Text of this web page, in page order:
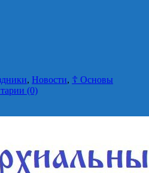
, Новости, ☦ Основы
(0)